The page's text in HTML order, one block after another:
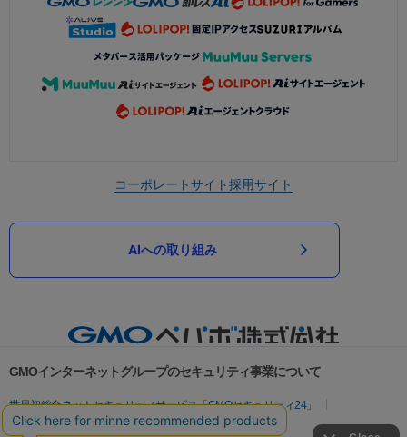
コーポレートサイト採用サイト
AIへの取り組み
GMOインターネットグループのセキュリティ事業について
世界初総合ネットセキュリティサービス「GMOセキュリティ24」
パスワード漏洩診断
Webサイトリスク診断